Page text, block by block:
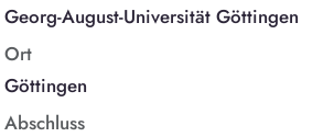
Georg-August-Universität Göttingen
Ort
Göttingen
Abschluss